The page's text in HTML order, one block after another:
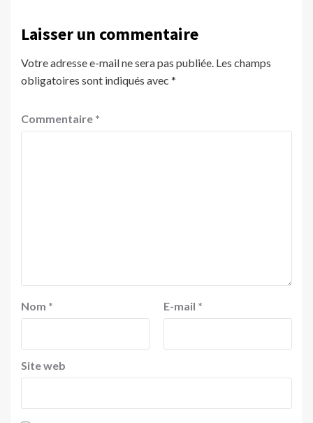
Laisser un commentaire
Votre adresse e-mail ne sera pas publiée. Les champs
obligatoires sont indiqués avec *
Commentaire *
Nom * E-mail *
Site web